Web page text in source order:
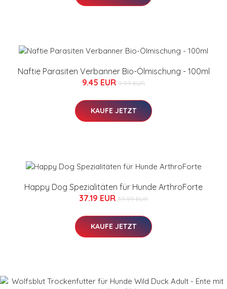
Naftie Parasiten Verbanner Bio-Ölmischung - 100ml
9.45 EUR 9.99 EUR
KAUFE JETZT
Happy Dog Spezialitäten für Hunde ArthroForte
37.19 EUR 39.99 EUR
KAUFE JETZT